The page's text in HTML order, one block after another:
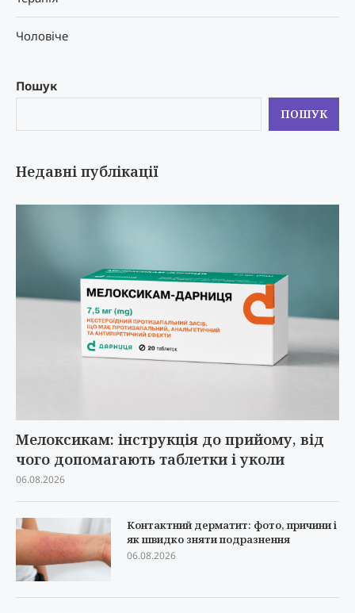
Пошук
ПОШУК
Недавні публікації
Мелоксикам: інструкція до прийому, від
чого допомагають таблетки і уколи
06.08.2026
Контактний дерматит: фото, причини і
як швидко зняти подразнення
06.08.2026
Чоловіче